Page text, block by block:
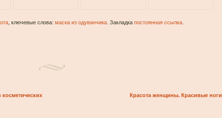
, ключевые слова: маска из одуванчика. Закладка постоянная ссылка.
Красота женщины. Красивые ноги